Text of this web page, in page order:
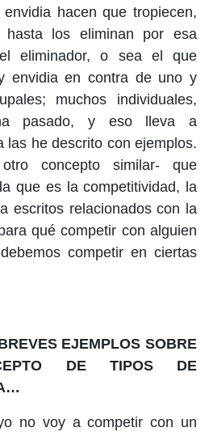
hacen que tropiecen,
los eliminan por esa
eliminador, o sea el que
envidia en contra de uno y
muchos individuales,
pasado, y eso lleva a
las he descrito con ejemplos.
concepto similar- que
que es la competitividad, la
escritos relacionados con la
qué competir con alguien
competir en ciertas
EJEMPLOS SOBRE
DE TIPOS DE
no voy a competir con un